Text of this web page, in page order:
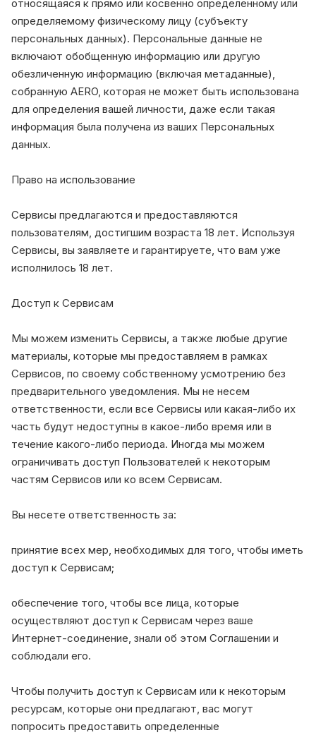
относящаяся к прямо или косвенно определенному или
определяемому физическому лицу (субъекту
персональных данных). Персональные данные не
включают обобщенную информацию или другую
обезличенную информацию (включая метаданные),
собранную AERO, которая не может быть использована
для определения вашей личности, даже если такая
информация была получена из ваших Персональных
данных.
Право на использование
Сервисы предлагаются и предоставляются
пользователям, достигшим возраста 18 лет. Используя
Сервисы, вы заявляете и гарантируете, что вам уже
исполнилось 18 лет.
Доступ к Сервисам
Мы можем изменить Сервисы, а также любые другие
материалы, которые мы предоставляем в рамках
Сервисов, по своему собственному усмотрению без
предварительного уведомления. Мы не несем
ответственности, если все Сервисы или какая-либо их
часть будут недоступны в какое-либо время или в
течение какого-либо периода. Иногда мы можем
ограничивать доступ Пользователей к некоторым
частям Сервисов или ко всем Сервисам.
Вы несете ответственность за:
принятие всех мер, необходимых для того, чтобы иметь
доступ к Сервисам;
обеспечение того, чтобы все лица, которые
осуществляют доступ к Сервисам через ваше
Интернет-соединение, знали об этом Соглашении и
соблюдали его.
Чтобы получить доступ к Сервисам или к некоторым
ресурсам, которые они предлагают, вас могут
попросить предоставить определенные